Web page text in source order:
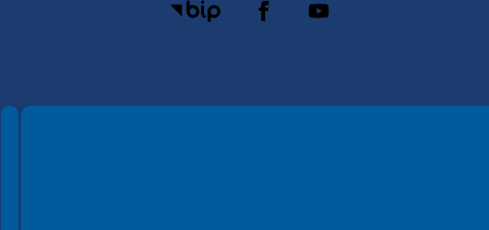
Spełniamy standardy WCAG 2.2
Spełniamy standardy W3C